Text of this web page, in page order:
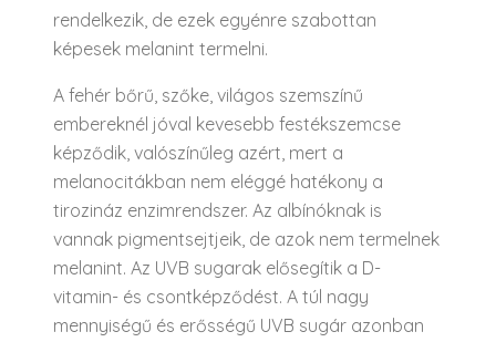
rendelkezik, de ezek egyénre szabottan
képesek melanint termelni.
A fehér bőrű, szőke, világos szemszínű
embereknél jóval kevesebb festékszemcse
képződik, valószínűleg azért, mert a
melanocitákban nem eléggé hatékony a
tirozináz enzimrendszer. Az albínóknak is
vannak pigmentsejtjeik, de azok nem termelnek
melanint. Az UVB sugarak elősegítik a D-
vitamin- és csontképződést. A túl nagy
mennyiségű és erősségű UVB sugár azonban